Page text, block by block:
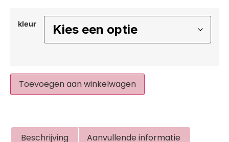
kleur
Toevoegen aan winkelwagen
Beschrijving
Aanvullende informatie